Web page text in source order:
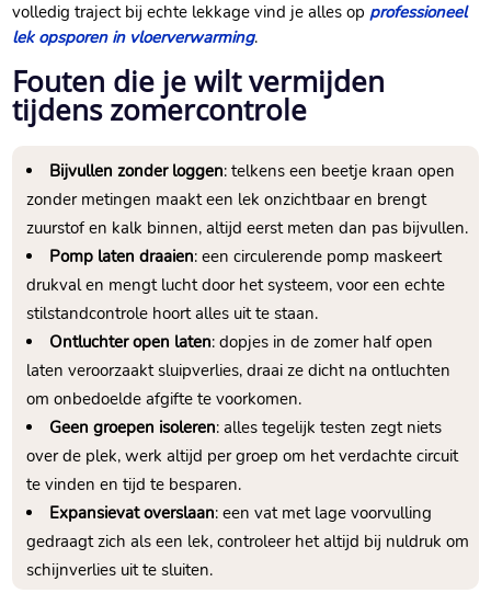
volledig traject bij echte lekkage vind je alles op professioneel
lek opsporen in vloerverwarming.​
Fouten die je wilt vermijden
tijdens zomercontrole
Bijvullen zonder loggen: telkens een beetje kraan open
zonder metingen maakt een lek onzichtbaar en brengt
zuurstof en kalk binnen, altijd eerst meten dan pas bijvullen.​
Pomp laten draaien: een circulerende pomp maskeert
drukval en mengt lucht door het systeem, voor een echte
stilstandcontrole hoort alles uit te staan.​
Ontluchter open laten: dopjes in de zomer half open
laten veroorzaakt sluipverlies, draai ze dicht na ontluchten
om onbedoelde afgifte te voorkomen.​
Geen groepen isoleren: alles tegelijk testen zegt niets
over de plek, werk altijd per groep om het verdachte circuit
te vinden en tijd te besparen.​
Expansievat overslaan: een vat met lage voorvulling
gedraagt zich als een lek, controleer het altijd bij nuldruk om
schijnverlies uit te sluiten.​